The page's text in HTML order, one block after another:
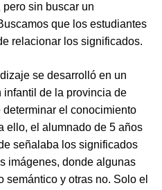
sin buscar un
que los estudiantes
relacionar los significados.
se desarrolló en un
de la provincia de
el conocimiento
ello, el alumnado de 5 años
señalaba los significados
imágenes, donde algunas
semántico y otras no. Solo el